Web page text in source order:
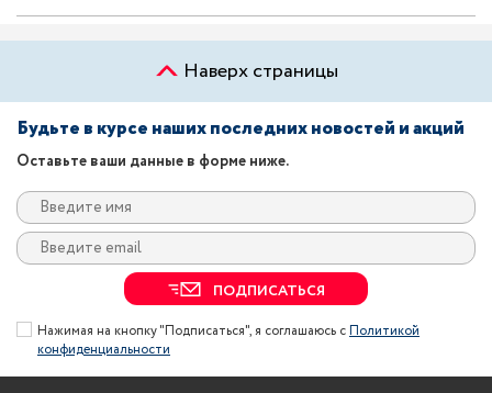
Наверх страницы
Будьте в курсе наших последних новостей и акций
Оставьте ваши данные в форме ниже.
ПОДПИСАТЬСЯ
Нажимая на кнопку "Подписаться", я соглашаюсь сПолитикой
конфиденциальности